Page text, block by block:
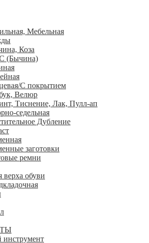
Мебельная
Коза
(Бычина)
С покрытием
Велюр
Тиснение, Лак, Пулл-ап
седельная
Дубление
заготовки
ремни
верха обуви